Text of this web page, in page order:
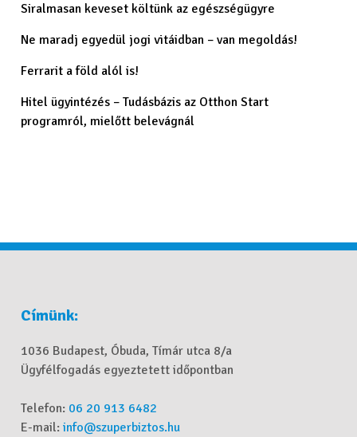
Siralmasan keveset költünk az egészségügyre
Ne maradj egyedül jogi vitáidban – van megoldás!
Ferrarit a föld alól is!
Hitel ügyintézés – Tudásbázis az Otthon Start
programról, mielőtt belevágnál
Címünk:
1036 Budapest, Óbuda, Tímár utca 8/a
Ügyfélfogadás egyeztetett időpontban
Telefon: 06 20 913 6482
E-mail:info@szuperbiztos.hu